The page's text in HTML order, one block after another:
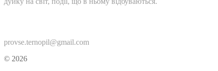
provse.ternopil@gmail.com
© 2026